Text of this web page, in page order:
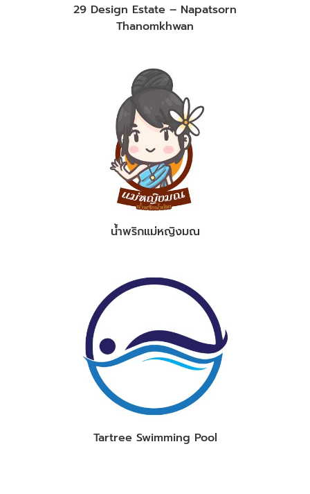
29 Design Estate – Napatsorn
Thanomkhwan
น้ำพริกแม่หญิงมณ
Tartree Swimming Pool